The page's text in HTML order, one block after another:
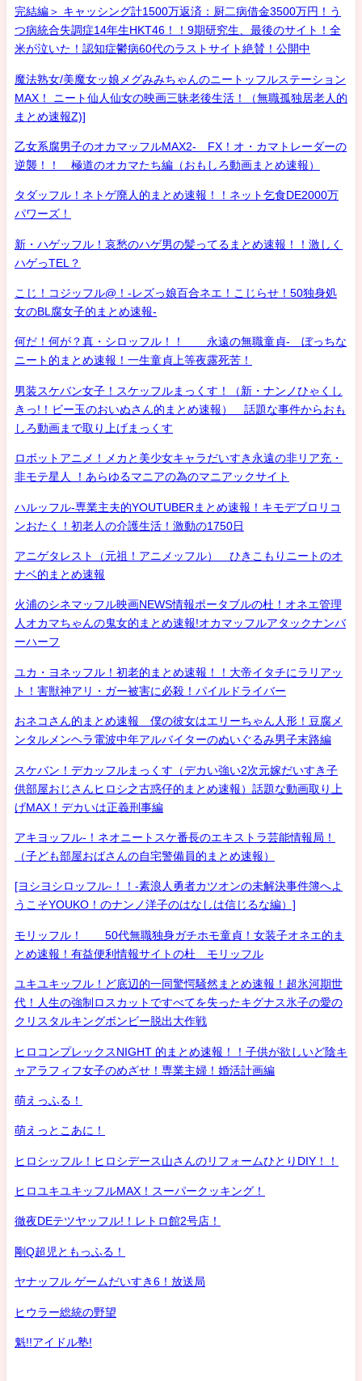
完結編＞ キャッシング計1500万返済：厨二病借金3500万円！う
つ病統合失調症14年生HKT46！！9期研究生、最後のサイト！全
米が泣いた！認知症鬱病60代のラストサイト絶賛！公開中
魔法熟女/美魔女ッ娘メグみみちゃんのニートッフルステーション
MAX！ ニート仙人仙女の映画三昧老後生活！（無職孤独居老人的
まとめ速報Z)]
乙女系腐男子のオカマッフルMAX2- FX！オ・カマトレーダーの
逆襲！！ 極道のオカマたち編（おもしろ動画まとめ速報）
タダッフル！ネトゲ廃人的まとめ速報！！ネット乞食DE2000万
パワーズ！
新・ハゲッフル！哀愁のハゲ男の髪ってるまとめ速報！！激しく
ハゲっTEL？
こじ！コジッフル@！-レズっ娘百合ネエ！こじらせ！50独身処
女のBL腐女子的まとめ速報-
何だ！何が？真・シロッフル！！ 永遠の無職童貞- ぼっちな
ニート的まとめ速報！一生童貞上等夜露死苦！
男装スケバン女子！スケッフルまっくす！（新・ナンノひゃくし
きっ!！ビー玉のおいぬさん的まとめ速報） 話題な事件からおも
しろ動画まで取り上げまっくす
ロボットアニメ！メカと美少女キャラだいすき永遠の非リア充・
非モテ星人 ！あらゆるマニアの為のマニアックサイト
ハルッフル-専業主夫的YOUTUBERまとめ速報！キモデブロリコ
ンおたく！初老人の介護生活！激動の1750日
アニゲタレスト（元祖！アニメッフル） ひきこもりニートのオ
ナベ的まとめ速報
火浦のシネマッフル映画NEWS情報ポータブルの杜！オネエ管理
人オカマちゃんの鬼女的まとめ速報!オカマッフルアタックナンバ
ーハーフ
ユカ・ヨネッフル！初老的まとめ速報！！大帝イタチにラリアッ
ト！害獣神アリ・ガー被害に必殺！パイルドライバー
おネコさん的まとめ速報 僕の彼女はエリーちゃん人形！豆腐メ
ンタルメンヘラ電波中年アルバイターのぬいぐるみ男子末路編
スケバン！デカッフルまっくす（デカい強い2次元嫁だいすき子
供部屋おじさんヒロシ之古惑仔的まとめ速報）話題な動画取り上
げMAX！デカいは正義刑事編
アキヨッフル-！ネオニートスケ番長のエキストラ芸能情報局！
（子ども部屋おばさんの自宅警備員的まとめ速報）
[ヨシヨシロッフル-！！-素浪人勇者カツオンの未解決事件簿へよ
うこそYOUKO！のナンノ洋子のはなしは信じるな編）]
モリッフル！ 50代無職独身ガチホモ童貞！女装子オネエ的ま
とめ速報！有益便利情報サイトの杜 モリッフル
ユキユキッフル！ど底辺的一同驚愕騒然まとめ速報！超氷河期世
代！人生の強制ロスカットですべてを失ったキグナス氷子の愛の
クリスタルキングボンビー脱出大作戦
ヒロコンプレックスNIGHT 的まとめ速報！！子供が欲しいど陰キ
ャアラフィフ女子のめざせ！専業主婦！婚活計画編
萌えっふる！
萌えっとこあに！
ヒロシッフル！ヒロシデース山さんのリフォームひとりDIY！！
ヒロユキユキッフルMAX！スーパークッキング！
徹夜DEテツヤッフル!！レトロ館2号店！
剛Q超児ともっふる！
ヤナッフル ゲームだいすき6！放送局
ヒウラー総統の野望
魁!!アイドル塾!